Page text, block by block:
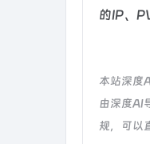
的IP、
本站深度
由深度AI
规，可以